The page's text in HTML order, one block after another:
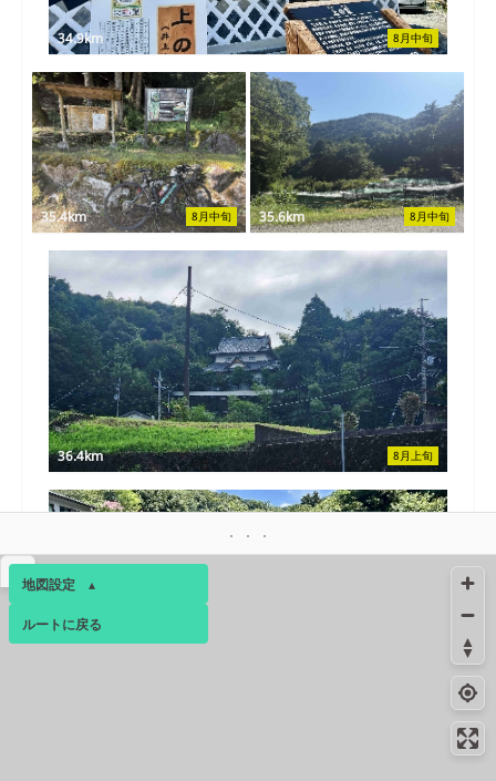
8月中旬
34.9km
8月中旬
35.4km 8月中旬
35.6km
8月上旬
36.4km
地図設定 ▴
ベース ▴
ルートに戻る